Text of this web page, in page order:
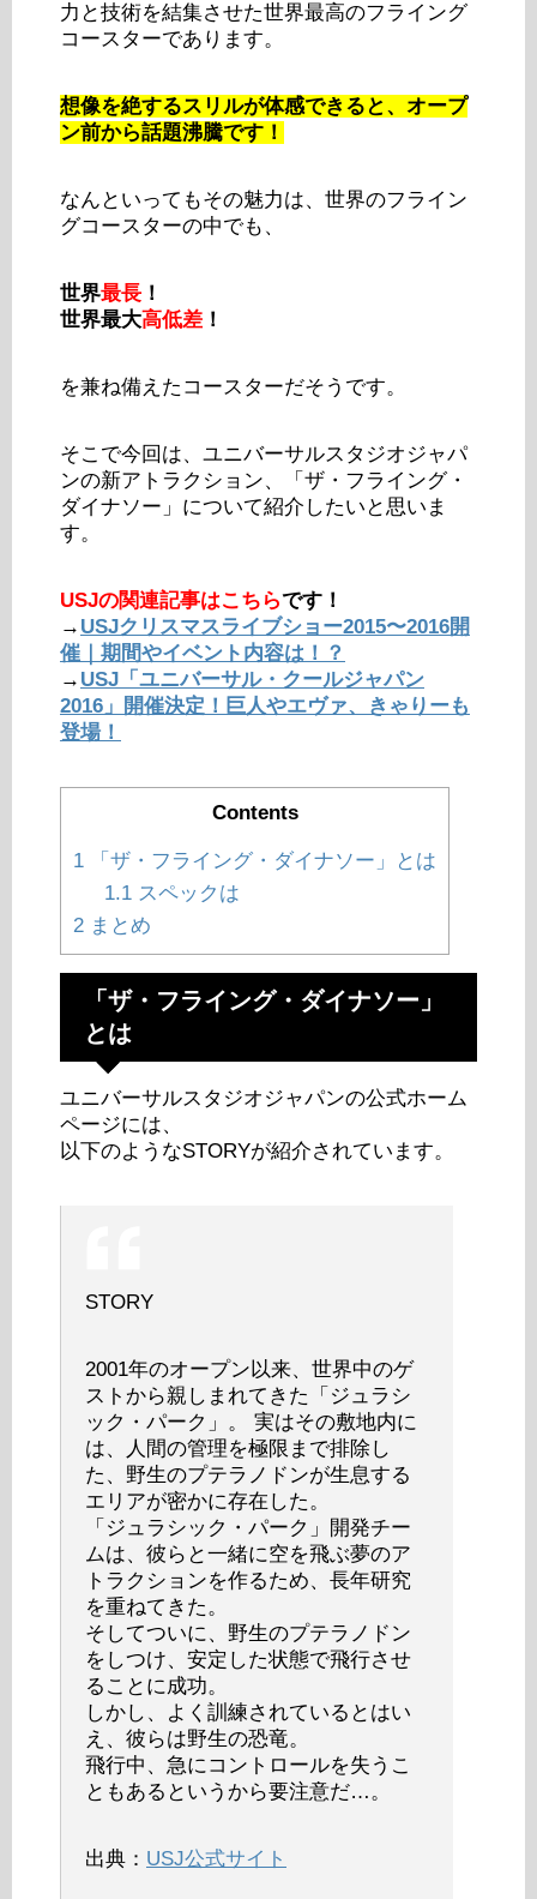
力と技術を結集させた世界最高のフライング
コースターであります。
想像を絶するスリルが体感できると、オープ
ン前から話題沸騰です！
なんといってもその魅力は、世界のフライン
グコースターの中でも、
世界最長 ！
世界最大高低差 ！
を兼ね備えたコースターだそうです。
そこで今回は、ユニバーサルスタジオジャパ
ンの新アトラクション、「ザ・フライング・
ダイナソー」について紹介したいと思いま
す。
USJの関連記事はこちらです！
→ USJクリスマスライブショー2015〜2016開
催｜期間やイベント内容は！？
→ USJ「ユニバーサル・クールジャパン
2016」開催決定！巨人やエヴァ、きゃりーも
登場！
Contents
1 「ザ・フライング・ダイナソー」とは
1.1スペックは
2 まとめ
「ザ・フライング・ダイナソー」
とは
ユニバーサルスタジオジャパンの公式ホーム
ページには、
以下のようなSTORYが紹介されています。
STORY
2001年のオープン以来、世界中のゲ
ストから親しまれてきた「ジュラシ
ック・パーク」。 実はその敷地内に
は、人間の管理を極限まで排除し
た、野生のプテラノドンが生息する
エリアが密かに存在した。
「ジュラシック・パーク」開発チー
ムは、彼らと一緒に空を飛ぶ夢のア
トラクションを作るため、長年研究
を重ねてきた。
そしてついに、野生のプテラノドン
をしつけ、安定した状態で飛行させ
ることに成功。
しかし、よく訓練されているとはい
え、彼らは野生の恐竜。
飛行中、急にコントロールを失うこ
ともあるというから要注意だ…。
出典： USJ公式サイト